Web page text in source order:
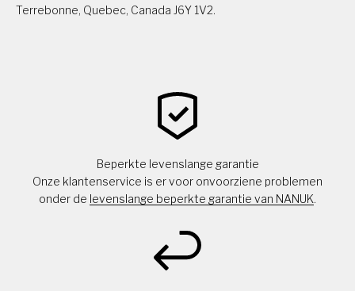
Terrebonne, Quebec, Canada J6Y 1V2.
Beperkte levenslange garantie
Onze klantenservice is er voor onvoorziene problemen
onder de levenslange beperkte garantie van NANUK.